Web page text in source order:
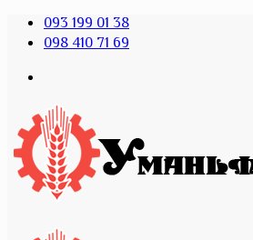
093 199 01 38
098 410 71 69